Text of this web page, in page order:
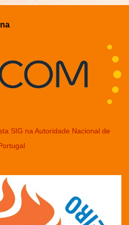
SIG na Autoridade Nacional de